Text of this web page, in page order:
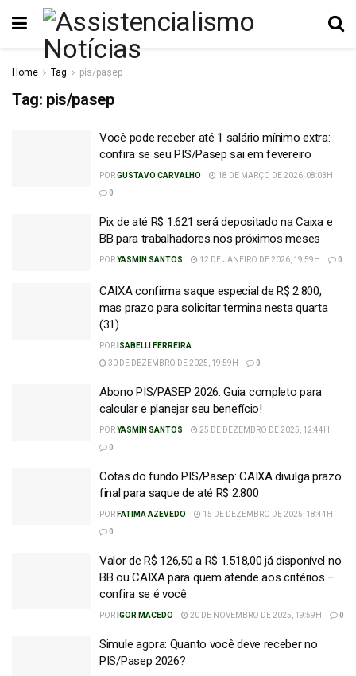
Home Tag pis/pasep
Tag: pis/pasep
Você pode receber até 1 salário mínimo extra:
confira se seu PIS/Pasep sai em fevereiro
PORGUSTAVO CARVALHO
18 DE MARÇO DE 2026, 08:03H
0
Pix de até R$ 1.621 será depositado na Caixa e
BB para trabalhadores nos próximos meses
PORYASMIN SANTOS 12 DE JANEIRO DE 2026, 19:59H 0
CAIXA confirma saque especial de R$ 2.800,
mas prazo para solicitar termina nesta quarta
(31)
POR ISABELLI FERREIRA
30 DE DEZEMBRO DE 2025, 19:59H
0
Abono PIS/PASEP 2026: Guia completo para
calcular e planejar seu benefício!
PORYASMIN SANTOS
25 DE DEZEMBRO DE 2025, 12:44H
0
Cotas do fundo PIS/Pasep: CAIXA divulga prazo
final para saque de até R$ 2.800
POR FATIMA AZEVEDO
15 DE DEZEMBRO DE 2025, 18:44H
0
Valor de R$ 126,50 a R$ 1.518,00 já disponível no
BB ou CAIXA para quem atende aos critérios –
confira se é você
POR IGOR MACEDO 20 DE NOVEMBRO DE 2025, 19:59H 0
Simule agora: Quanto você deve receber no
PIS/Pasep 2026?